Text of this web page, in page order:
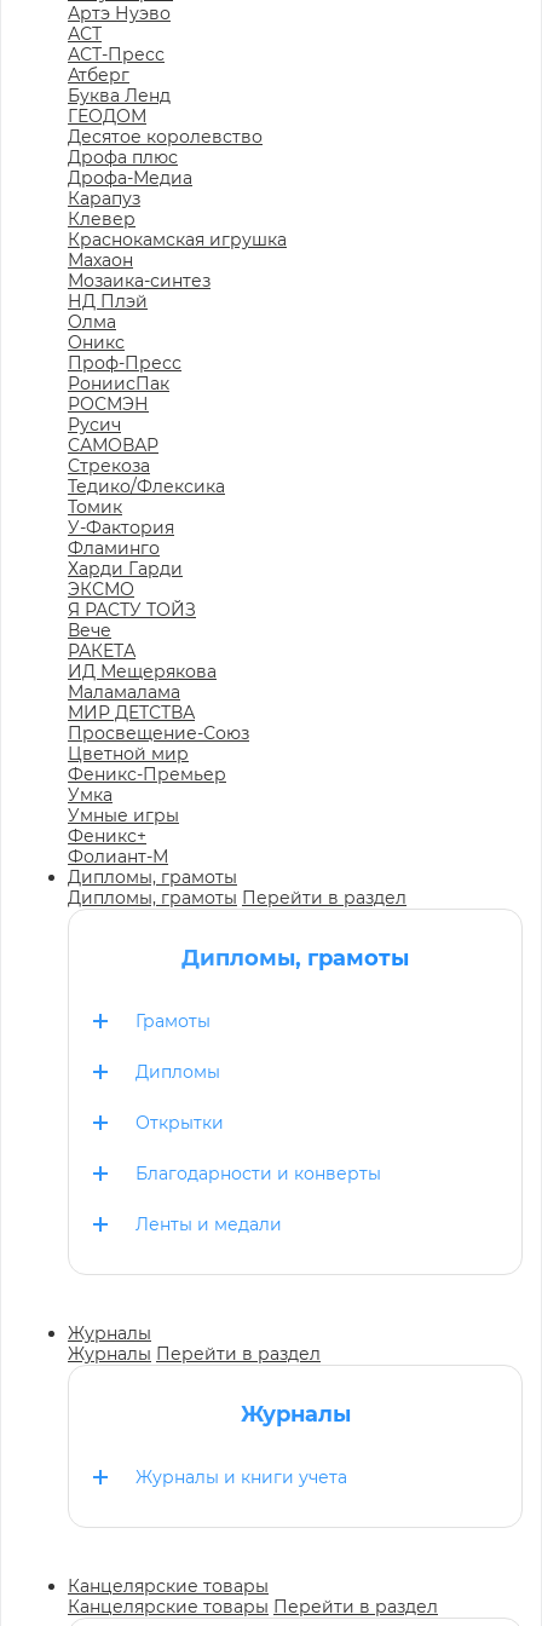
Артэ Нуэво
АСТ
АСТ-Пресс
Атберг
Буква Ленд
ГЕОДОМ
Десятое королевство
Дрофа плюс
Дрофа-Медиа
Карапуз
Клевер
Краснокамская игрушка
Махаон
Мозаика-синтез
НД Плэй
Олма
Оникс
Проф-Пресс
РониисПак
РОСМЭН
Русич
САМОВАР
Стрекоза
Тедико/Флексика
Томик
У-Фактория
Фламинго
Харди Гарди
ЭКСМО
Я РАСТУ ТОЙЗ
Вече
РАКЕТА
ИД Мещерякова
Маламалама
МИР ДЕТСТВА
Просвещение-Союз
Цветной мир
Феникс-Премьер
Умка
Умные игры
Феникс+
Фолиант-М
Дипломы, грамоты
Дипломы, грамоты Перейти в раздел
Дипломы, грамоты
Грамоты
Дипломы
Открытки
Благодарности и конверты
Ленты и медали
Журналы
Журналы Перейти в раздел
Журналы
Журналы и книги учета
Канцелярские товары
Канцелярские товары Перейти в раздел